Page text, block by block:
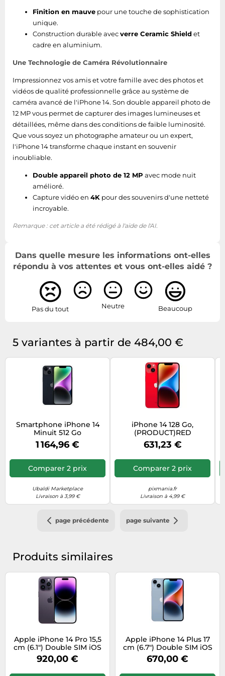
Capteur de lumière
ambiante
Autonomie
Code (IP)
Internationale
Protection
IP68
Écran
Résistant aux traces
Coins d'écran
arrondis
Revêtement
oléophobique
Oui
Technologies
spécifiques à la
True Tone, Toucher haptique,
Wide color (P3)
Technologie HDR
Extreme Dynamic Range
(XDR), High Dynamic Range 10
(HDR10), Hybrid Log-Gamma
Prise en charge HDR
l'écran
Luminosité
maximum (HDR)
Taux de contraste
Type de panneau OLED
Forme d'écran
Taille de l'écran
Assistant virtuel
Finition en mauve pour une touche de sophistication
unique.
Construction durable avecverre Ceramic Shield et
cadre en aluminium.
Une Technologie de Caméra Révolutionnaire
Impressionnez vos amis et votre famille avec des photos et
vidéos de qualité professionnelle grâce au système de
caméra avancé de l'iPhone 14. Son double appareil photo de
12 MP vous permet de capturer des images lumineuses et
détaillées, même dans des conditions de faible luminosité.
Que vous soyez un photographe amateur ou un expert,
l'iPhone 14 transforme chaque instant en souvenir
inoubliable.
Double appareil photo de 12 MP avec mode nuit
amélioré.
Capture vidéo en 4K pour des souvenirs d'une netteté
incroyable.
Remarque : cet article a été rédigé à l'aide de l'AI.
Dans quelle mesure les informations ont-elles
répondu à vos attentes et vous ont-elles aidé ?
Pas du tout Neutre Beaucoup
5 variantes à partir de 484,00 €
Smartphone iPhone 14
Minuit 512 Go
1 164,96 €
Comparer 2 prix
Ubaldi Marketplace
Livraison à 3,99 €
iPhone 14 128 Go,
(PRODUCT)RED
631,23 €
Comparer 2 prix
pixmania.fr
Livraison à 4,99 €
page précédente page suivante
Produits similaires
Apple iPhone 14 Pro 15,5
cm (6.1") Double SIM iOS
16 5G 512 Go Violet
920,00 €
Apple iPhone 14 Plus 17
cm (6.7") Double SIM iOS
17 5G 256 Go Bleu
670,00 €